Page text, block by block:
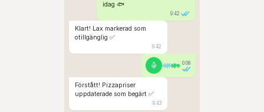
idag 🐟
9:42
Klart! Lax markerad som
otillgänglig ✅
9:42
0:08
Förstått! Pizzapriser
uppdaterade som begärt ✅
9:43